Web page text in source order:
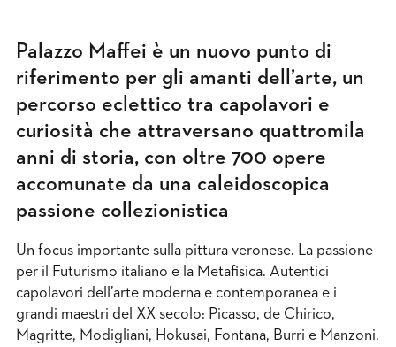
Palazzo Maffei è un nuovo punto di
riferimento per gli amanti dell’arte, un
percorso eclettico tra capolavori e
curiosità che attraversano quattromila
anni di storia, con oltre 700 opere
accomunate da una caleidoscopica
passione collezionistica
Un focus importante sulla pittura veronese. La passione
per il Futurismo italiano e la Metafisica. Autentici
capolavori dell’arte moderna e contemporanea e i
grandi maestri del XX secolo: Picasso, de Chirico,
Magritte, Modigliani, Hokusai, Fontana, Burri e Manzoni.